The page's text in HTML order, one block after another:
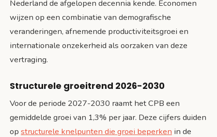
Nederland de afgelopen decennia kende. Economen
wijzen op een combinatie van demografische
veranderingen, afnemende productiviteitsgroei en
internationale onzekerheid als oorzaken van deze
vertraging.
Structurele groeitrend 2026-2030
Voor de periode 2027-2030 raamt het CPB een
gemiddelde groei van 1,3% per jaar. Deze cijfers duiden
op structurele knelpunten die groei beperken in de